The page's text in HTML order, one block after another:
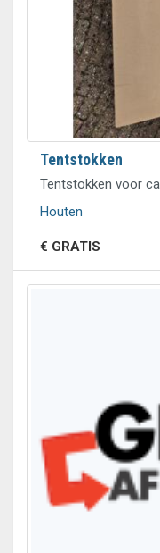
Tentstokken
Tentstokken voor
Houten
€ GRATIS